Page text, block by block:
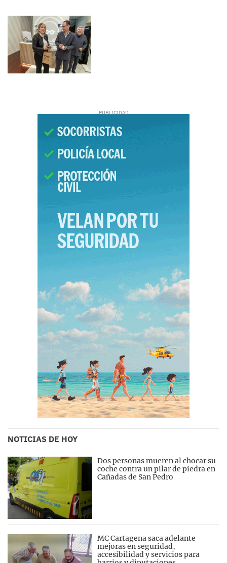
NOTICIAS DE HOY
Dos personas mueren al chocar su
coche contra un pilar de piedra en
Cañadas de San Pedro
MC Cartagena saca adelante
mejoras en seguridad,
accesibilidad y servicios para